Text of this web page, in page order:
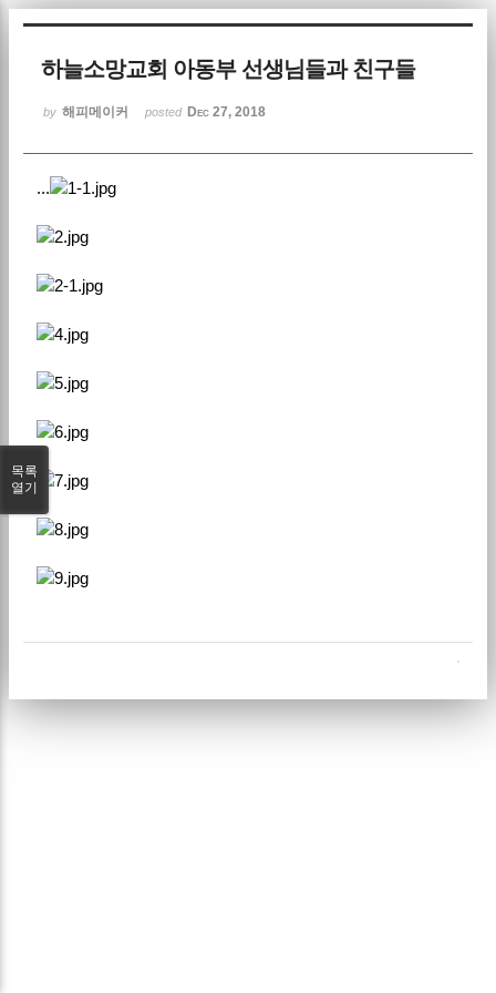
하늘소망교회 아동부 선생님들과 친구들
by 해피메이커 posted Dec 27, 2018
...
목록
열기
Sketchbook5, 스케치북5
Sketchbook5, 스케치북5